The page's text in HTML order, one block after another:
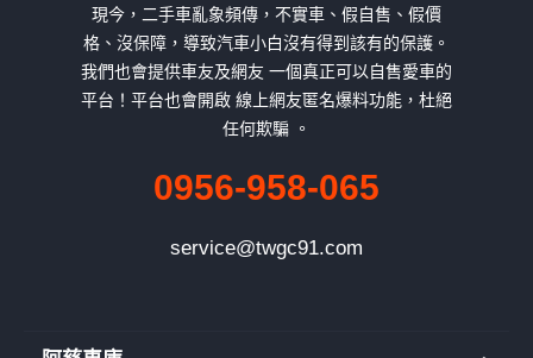
現今，二手車亂象頻傳，不實車、假自售、假價
格、沒保障，導致汽車小白沒有得到該有的保護。
我們也會提供車友及網友 一個真正可以自售愛車的
平台！平台也會開啟 線上網友匿名爆料功能，杜絕
任何欺騙 。
0956-958-065
service@twgc91.com